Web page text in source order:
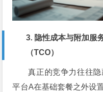
3. 隐性成本与附加服
（TCO）
真正的竞争力往往隐
平台A在基础套餐之外设